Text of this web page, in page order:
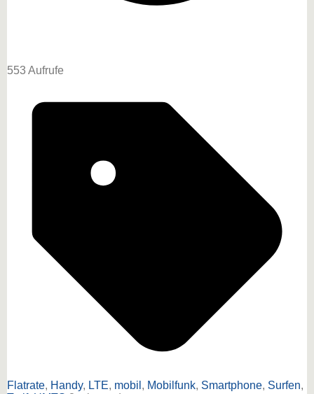
553 Aufrufe
Flatrate, Handy, LTE, mobil , Mobilfunk, Smartphone, Surfen,